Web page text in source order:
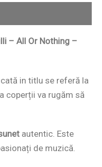
– All Or Nothing –
in titlu se referă la
coperții va rugăm să
autentic. Este
de muzică.